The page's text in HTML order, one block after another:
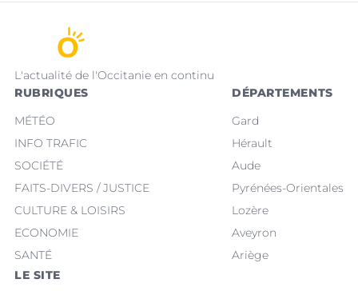
L'actualité de l'Occitanie en continu
RUBRIQUES
MÉTÉO
INFO TRAFIC
SOCIÉTÉ
FAITS-DIVERS / JUSTICE
CULTURE & LOISIRS
ECONOMIE
SANTÉ
DÉPARTEMENTS
Gard
Hérault
Aude
Pyrénées-Orientales
Lozère
Aveyron
Ariège
LE SITE